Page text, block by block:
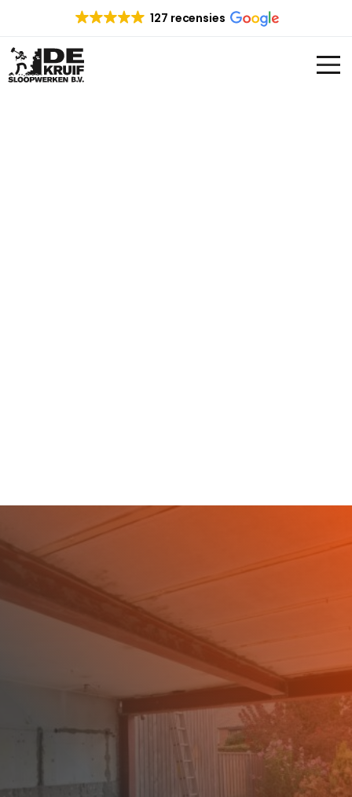
127 recensies
DE SPECIALIST IN
DRAAGMUUR
VERWIJDEREN IN
ZOETERMEER
Bent u van plan een draagmuur te verwijderen
in uw woning in Zoetermeer? Dan is het goed
om te weten dat dit een constructief onderdeel
is dat een belangrijke rol speelt in de stabiliteit